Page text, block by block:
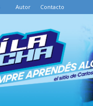
Autor Contacto